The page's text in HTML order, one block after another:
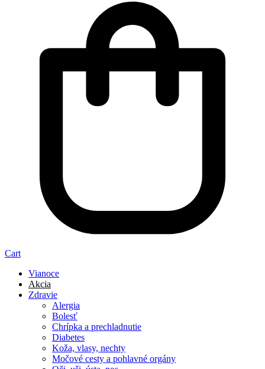
Cart
Vianoce
Akcia
Zdravie
Alergia
Bolesť
Chrípka a prechladnutie
Diabetes
Koža, vlasy, nechty
Močové cesty a pohlavné orgány